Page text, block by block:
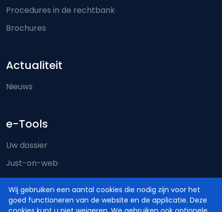
Wij gebruiken een aantal cookies die nodig zijn voor het
goed functioneren van de website en de applicatie. Deze
Procedures in de rechtbank
Brochures
Actualiteit
Nieuws
e-Tools
Uw dossier
Just-on-web
e-Deposit
Territoriale bevoegdheid